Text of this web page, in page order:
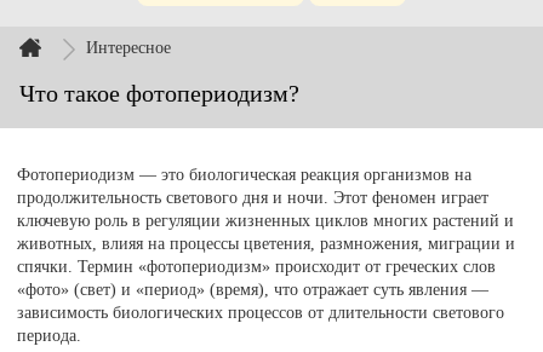
Интересное
Что такое фотопериодизм?
Фотопериодизм — это биологическая реакция организмов на
продолжительность светового дня и ночи. Этот феномен играет
ключевую роль в регуляции жизненных циклов многих растений и
животных, влияя на процессы цветения, размножения, миграции и
спячки. Термин «фотопериодизм» происходит от греческих слов
«фото» (свет) и «период» (время), что отражает суть явления —
зависимость биологических процессов от длительности светового
периода.